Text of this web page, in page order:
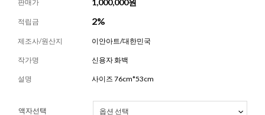
판매가 1,000,000원
적립금 2%
제조사/원산지 이안아트/대한민국
작가명 신용자 화백
설명 사이즈 76cm*53cm
액자선택